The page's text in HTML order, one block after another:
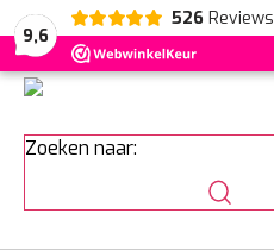
9,6
526 Reviews
NL EN DE
Zoeken naar: